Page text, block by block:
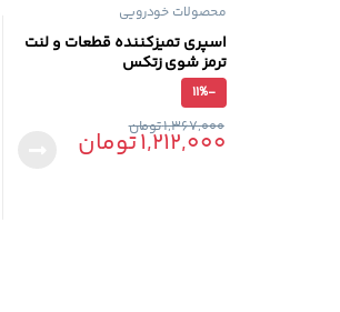
محصولات خودرویی
اسپری تمیزکننده قطعات و لنت
ترمز شوی زتکس
-
11%
1,212,000تومان 1,367,000تومان